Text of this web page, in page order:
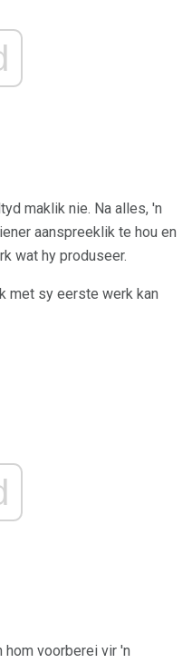
maklik nie. Na alles, 'n
aanspreeklik te hou en
wat hy produseer.
met sy eerste werk kan
hom voorberei vir 'n